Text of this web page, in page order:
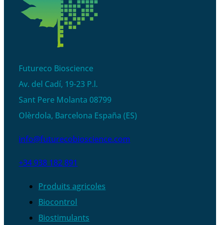
Futureco Bioscience
Av. del Cadí, 19-23 P.l.
Sant Pere Molanta 08799
Olèrdola, Barcelona España (ES)
info@futurecobioscience.com
+34 938 182 891
Produits agricoles
Biocontrol
Biostimulants